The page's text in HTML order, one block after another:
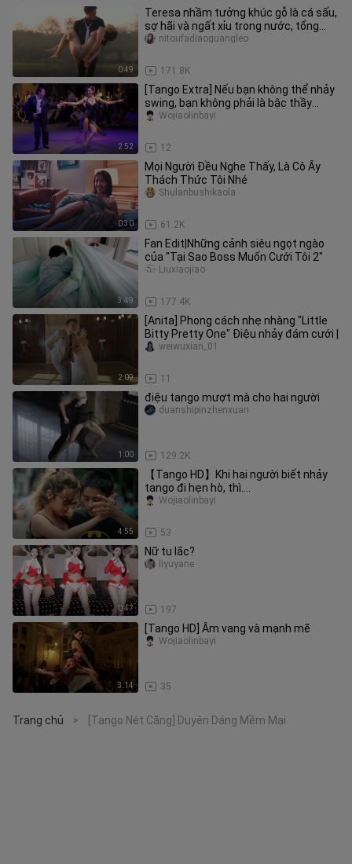
0:49
Teresa nhầm tưởng khúc gỗ là cá sấu,
sợ hãi và ngất xỉu trong nước, tổng
thống vội vàng vớt lên
171.8K
nitoufadiaoguangleo
2:52
[Tango Extra] Nếu bạn không thể nhảy
swing, bạn không phải là bậc thầy
tango giỏi
12
Wojiaolinbayi
0:30
Mọi Người Đều Nghe Thấy, Là Cô Ấy
Thách Thức Tôi Nhé
61.2K
Shulanbushikaola
3:49
Fan Edit|Những cảnh siêu ngọt ngào
của "Tại Sao Boss Muốn Cưới Tôi 2"
177.4K
Liuxiaojiao
2:09
[Anita] Phong cách nhẹ nhàng "Little
Bitty Pretty One" Điệu nhảy đám cưới |
11
weiwuxian_01
1:00
điệu tango mượt mà cho hai người
129.2K
duanshipinzhenxuan
4:55
【Tango HD】Khi hai người biết nhảy
tango đi hẹn hò, thì....
53
Wojiaolinbayi
0:47
Nữ tu lắc?
197
liyuyane
3:14
[Tango HD] Âm vang và mạnh mẽ
35
Wojiaolinbayi
Trang chủ > [Tango Nét Căng] Duyên Dáng Mềm Mại